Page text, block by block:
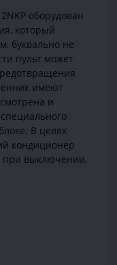
оборудован
который
буквально не
пульт может
имеют
и
В целях
кондиционер
при выключении.